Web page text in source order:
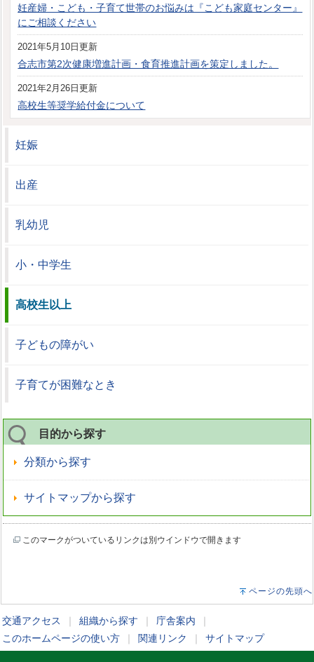
妊産婦・こども・子育て世帯のお悩みは『こども家庭センター』
にご相談ください
2021年5月10日更新
合志市第2次健康増進計画・食育推進計画を策定しました。
2021年2月26日更新
高校生等奨学給付金について
妊娠
出産
乳幼児
小・中学生
高校生以上
子どもの障がい
子育てが困難なとき
目的から探す
分類から探す
サイトマップから探す
このマークがついているリンクは別ウインドウで開きます
ページの先頭へ
交通アクセス 組織から探す 庁舎案内
このホームページの使い方
関連リンク サイトマップ